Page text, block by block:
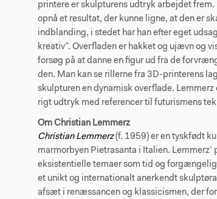
printere er skulpturens udtryk arbejdet
opnå et resultat, der kunne ligne, at den er
indblanding, i stedet har han efter eget
kreativ”. Overfladen er hakket og ujævn og
forsøg på at danne en figur ud fra de
den. Man kan se rillerne fra 3D-printerens
skulpturen en dynamisk overflade.
rigt udtryk med referencer til futurismens
Om Christian Lemmerz
Christian Lemmerz(f. 1959) er en tyskfødt
marmorbyen Pietrasanta i Italien. Lemmerz’
eksistentielle temaer som tid og
et unikt og internationalt anerkendt
afsæt i renæssancen og klassicismen, der